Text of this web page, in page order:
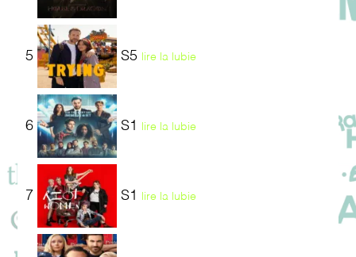
5 S5 lire la lubie
6 S1 lire la lubie
7 S1 lire la lubie